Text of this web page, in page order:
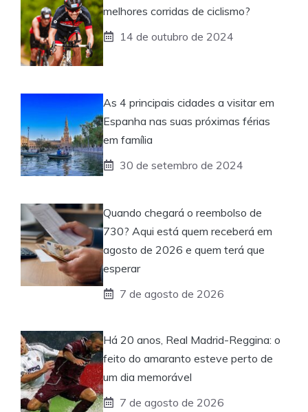
melhores corridas de ciclismo?
14 de outubro de 2024
As 4 principais cidades a visitar em
Espanha nas suas próximas férias
em família
30 de setembro de 2024
Quando chegará o reembolso de
730? Aqui está quem receberá em
agosto de 2026 e quem terá que
esperar
7 de agosto de 2026
Há 20 anos, Real Madrid-Reggina: o
feito do amaranto esteve perto de
um dia memorável
7 de agosto de 2026